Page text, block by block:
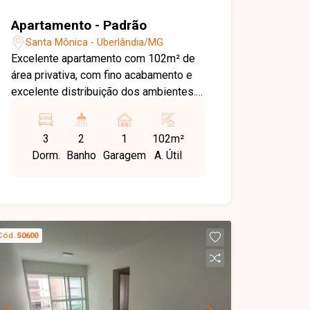
Apartamento - Padrão
Santa Mônica - Uberlândia/MG
Excelente apartamento com 102m² de
área privativa, com fino acabamento e
excelente distribuição dos ambientes.
integradas, 3 quartos, sendo 1 suíte,
banheiro social, cozinha e área de
serviço, além de sacada e 1 vaga de
dispõe de armários nos quartos,
cozinha e banheiros, proporcionando
praticidade e conforto.
3
Dorm.
2
Banho
1
Garagem
102m²
A. Útil
50600